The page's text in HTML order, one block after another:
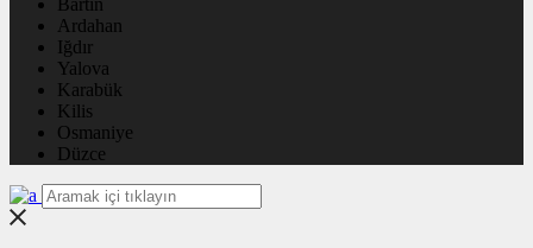
Bartın
Ardahan
Iğdır
Yalova
Karabük
Kilis
Osmaniye
Düzce